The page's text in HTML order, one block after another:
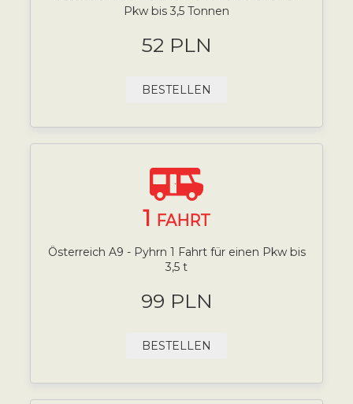
Pkw bis 3,5 Tonnen
52 PLN
BESTELLEN
1 FAHRT
Österreich A9 - Pyhrn 1 Fahrt für einen Pkw bis
3,5 t
99 PLN
BESTELLEN